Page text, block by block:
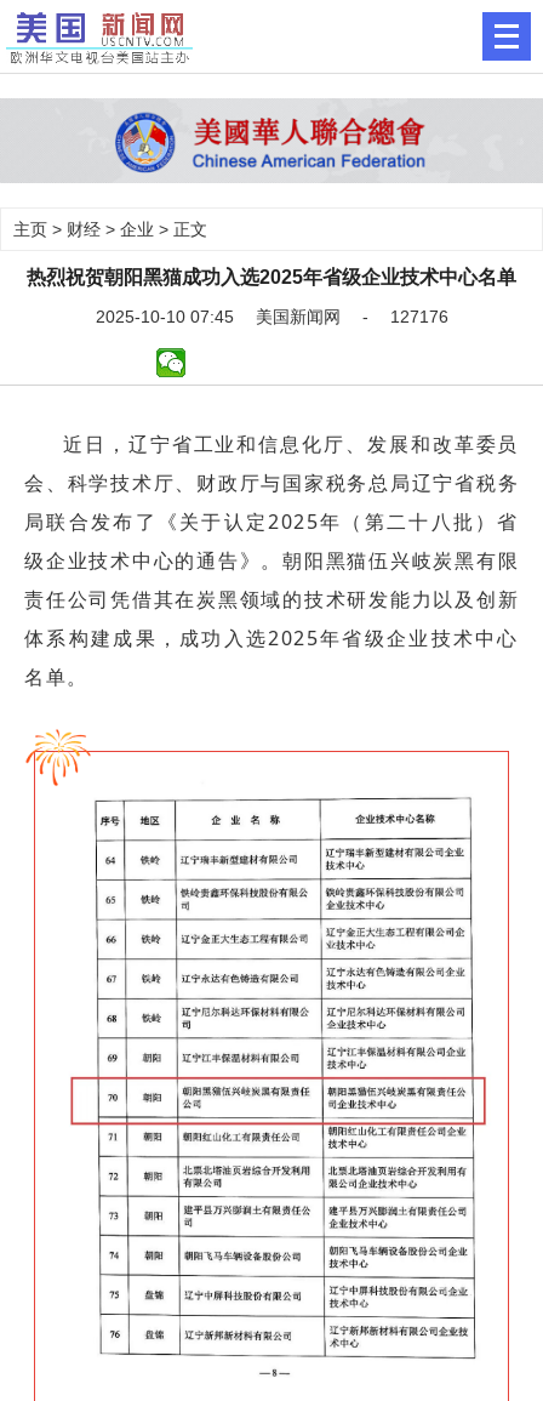
主页 > 财经 > 企业 > 正文
热烈祝贺朝阳黑猫成功入选2025年省级企业技术中心名单
2025-10-10 07:45 美国新闻网 - 127176
近日，辽宁省工业和信息化厅、发展和改革委员
会、科学技术厅、财政厅与国家税务总局辽宁省税务
局联合发布了《关于认定2025年（第二十八批）省
级企业技术中心的通告》。朝阳黑猫伍兴岐炭黑有限
责任公司凭借其在炭黑领域的技术研发能力以及创新
体系构建成果，成功入选2025年省级企业技术中心
名单。